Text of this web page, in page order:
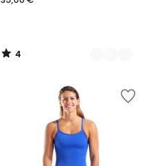
4
/